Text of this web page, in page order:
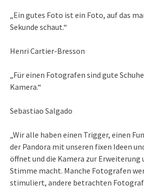
„Ein gutes Foto ist ein Foto, auf das
Sekunde schaut.“
Henri Cartier-Bresson
„Für einen Fotografen sind gute
Kamera.“
Sebastiao Salgado
„Wir alle haben einen Trigger, einen
der Pandora mit unseren fixen Ideen
öffnet und die Kamera zur Erweiterung
Stimme macht. Manche Fotografen
stimuliert, andere betrachten